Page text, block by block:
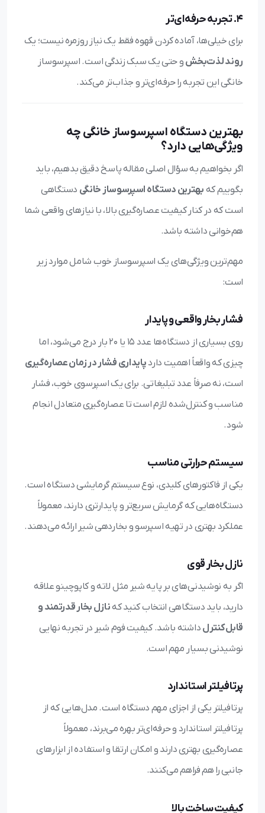
4. تجربه حرفه‌ای‌تر
برای خیلی‌ها، آماده کردن قهوه فقط یک نیاز روزمره نیست؛ یک
روند لذت‌بخش و حتی یک سبک زندگی است. اسپرسوساز
خانگی این تجربه را حرفه‌ای‌تر و جذاب‌تر می‌کند.
بهترین دستگاه اسپرسوساز خانگی چه
ویژگی‌هایی دارد؟
اگر بخواهیم به سؤال اصلی مقاله پاسخ دقیق بدهیم، باید
بگوییم که بهترین دستگاه اسپرسوساز خانگی دستگاهی
است که در کنار کیفیت عصاره‌گیری بالا، با نیازهای واقعی شما
هم‌خوانی داشته باشد.
مهم‌ترین ویژگی‌های یک اسپرسوساز خوب شامل موارد زیر
است:
فشار بخار واقعی و پایدار
روی بسیاری از دستگاه‌ها عدد 15 یا 20 بار درج می‌شود، اما
چیزی که واقعاً اهمیت دارد پایداری فشار در زمان عصاره‌گیری
است، نه صرفاً عدد تبلیغاتی. برای یک اسپرسوی خوب، فشار
مناسب و کنترل‌شده لازم است تا عصاره‌گیری متعادل انجام
شود.
سیستم حرارتی مناسب
یکی از فاکتورهای کلیدی، نوع سیستم گرمایشی دستگاه است.
دستگاه‌هایی که گرمایش سریع‌تر و پایدارتری دارند، معمولاً
عملکرد بهتری در تهیه اسپرسو و بخاردهی شیر ارائه می‌دهند.
نازل بخار قوی
اگر به نوشیدنی‌های بر پایه شیر مثل لاته و کاپوچینو علاقه
دارید، باید دستگاهی انتخاب کنید کهنازل بخار قدرتمند و
قابل کنترل داشته باشد. کیفیت فوم شیر در تجربه نهایی
نوشیدنی بسیار مهم است.
پرتافیلتر استاندارد
پرتافیلتر یکی از اجزای مهم دستگاه است. مدل‌هایی که از
پرتافیلتر استاندارد و حرفه‌ای‌تر بهره می‌برند، معمولاً
عصاره‌گیری بهتری دارند و امکان ارتقا و استفاده از ابزارهای
جانبی را هم فراهم می‌کنند.
کیفیت ساخت بالا